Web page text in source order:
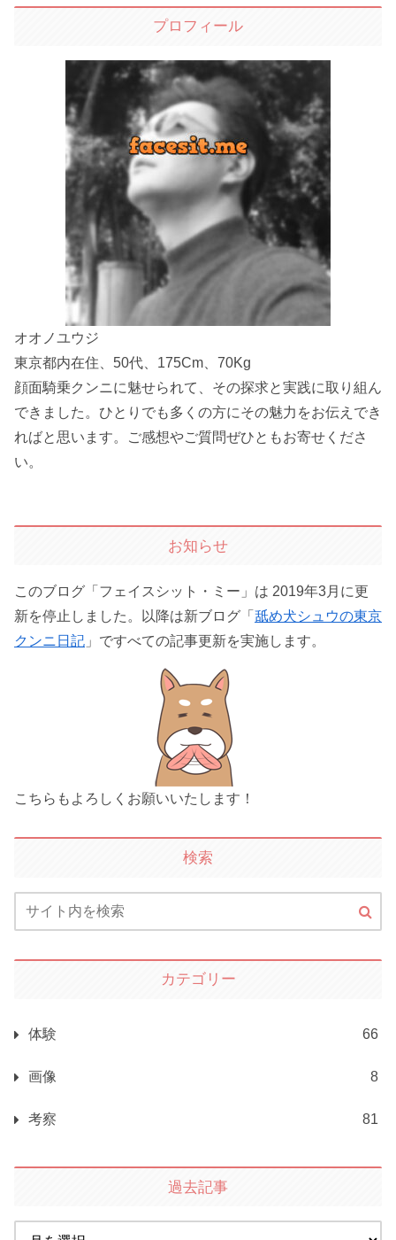
プロフィール
オオノユウジ
東京都内在住、50代、175Cm、70Kg
顔面騎乗クンニに魅せられて、その探求と実践に取り組ん
できました。ひとりでも多くの方にその魅力をお伝えでき
ればと思います。ご感想やご質問ぜひともお寄せくださ
い。
お知らせ
このブログ「フェイスシット・ミー」は 2019年3月に更
新を停止しました。以降は新ブログ「 舐め犬シュウの東京
クンニ日記 」ですべての記事更新を実施します。
こちらもよろしくお願いいたします！
検索
カテゴリー
体験 66
画像 8
考察 81
過去記事